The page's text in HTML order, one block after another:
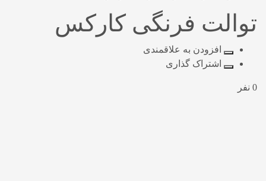
توالت فرنگی کارکس
افزودن به علاقمندی
اشتراک گذاری
0 نفر